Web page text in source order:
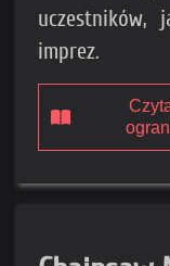
uczestników,
imprez.